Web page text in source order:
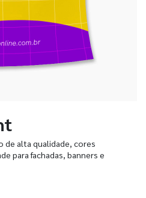
de alta qualidade, cores
para fachadas, banners e